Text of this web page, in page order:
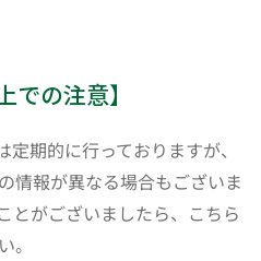
での注意】
期的に行っておりますが、
情報が異なる場合もございま
とがございましたら、こちら
。